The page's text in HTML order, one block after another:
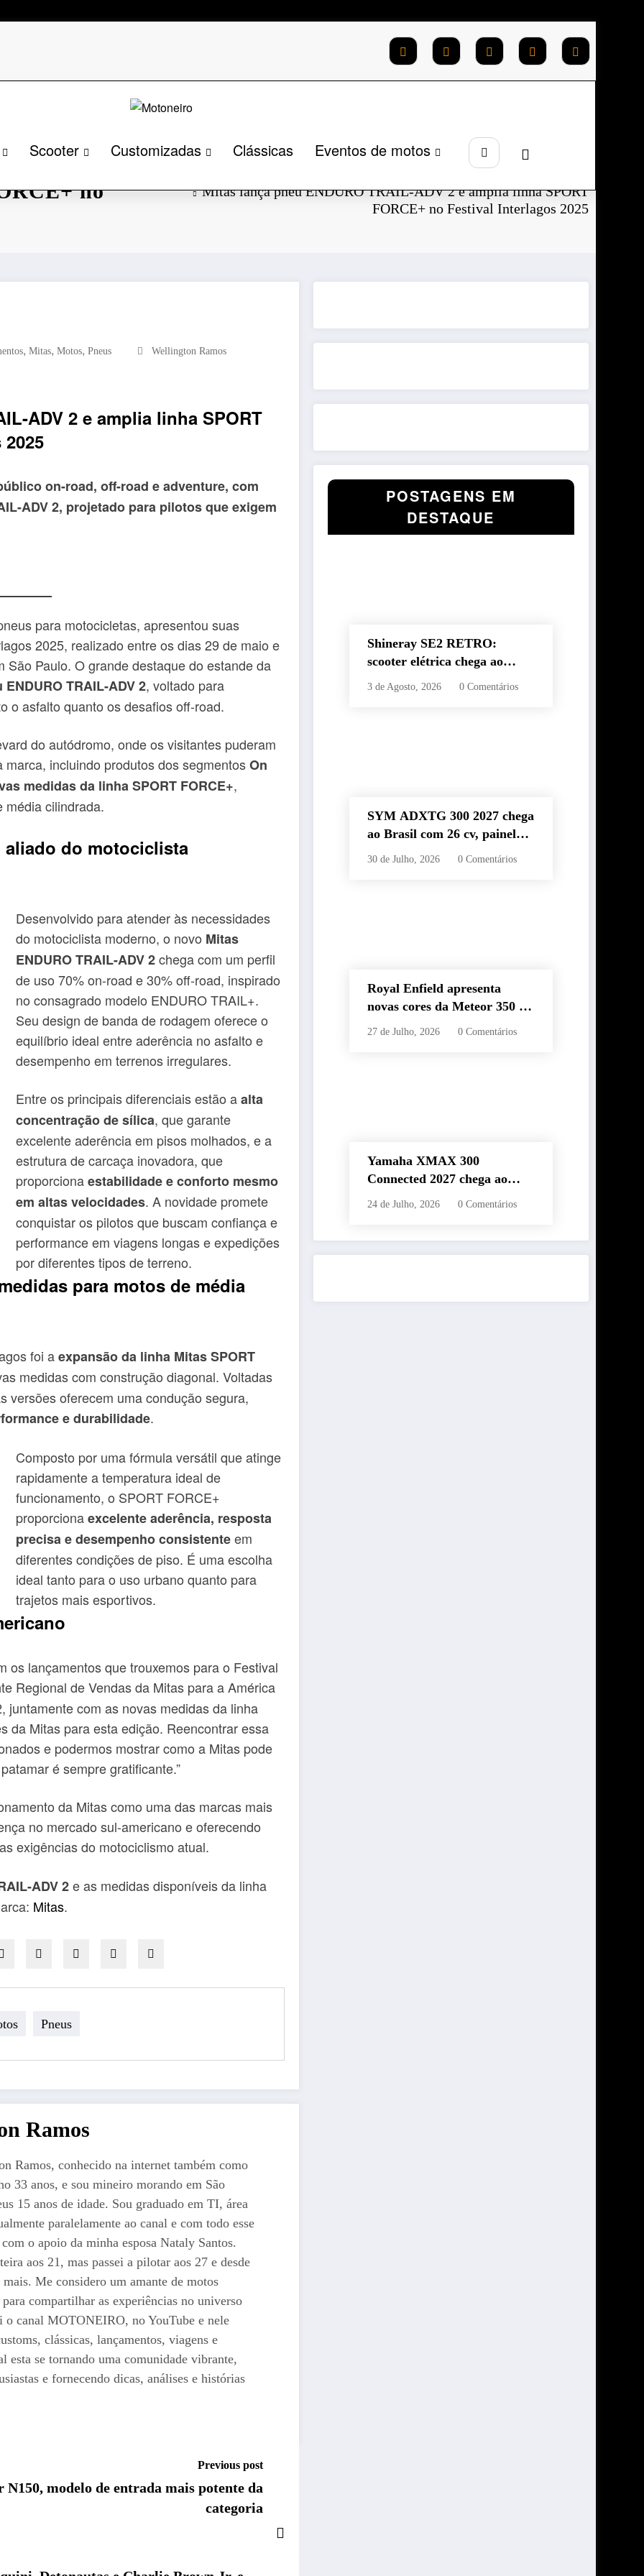
Scooter Customizadas Clássicas Eventos de motos
TRAIL-ADV
no
Mitas lança pneu ENDURO TRAIL-ADV 2 e amplia linha SPORT
FORCE+ no Festival Interlagos 2025
, Mitas, Motos, Pneus Wellington Ramos
ADV 2 e amplia linha SPORT
on-road, off-road e adventure, com
ADV 2, projetado para pilotos que exigem
para motocicletas, apresentou suas
2025, realizado entre os dias 29 de maio e
São Paulo. O grande destaque do estande da
ENDURO TRAIL-ADV 2, voltado para
o asfalto quanto os desafios off-road.
do autódromo, onde os visitantes puderam
incluindo produtos dos segmentosOn
medidas da linha SPORT FORCE+,
média cilindrada.
aliado do motociclista
Desenvolvido para atender às necessidades
do motociclista moderno, o novo Mitas
ENDURO TRAIL-ADV 2chega com um perfil
de uso 70% on-road e 30% off-road, inspirado
no consagrado modelo ENDURO TRAIL+.
Seu design de banda de rodagem oferece o
equilíbrio ideal entre aderência no asfalto e
desempenho em terrenos irregulares.
Entre os principais diferenciais estão aalta
concentração de sílica, que garante
excelente aderência em pisos molhados, e a
estrutura de carcaça inovadora, que
proporcionaestabilidade e conforto mesmo
em altas velocidades. A novidade promete
conquistar os pilotos que buscam confiança e
performance em viagens longas e expedições
por diferentes tipos de terreno.
para motos de média
foi aexpansão da linha Mitas SPORT
medidas com construção diagonal. Voltadas
versões oferecem uma condução segura,
e durabilidade.
Composto por uma fórmula versátil que atinge
rapidamente a temperatura ideal de
funcionamento, o SPORT FORCE+
proporcionaexcelente aderência, resposta
precisa e desempenho consistenteem
diferentes condições de piso. É uma escolha
ideal tanto para o uso urbano quanto para
trajetos mais esportivos.
os lançamentos que trouxemos para o Festival
Regional de Vendas da Mitas para a América
juntamente com as novas medidas da linha
da Mitas para esta edição. Reencontrar essa
e podermos mostrar como a Mitas pode
é sempre gratificante.”
da Mitas como uma das marcas mais
no mercado sul-americano e oferecendo
exigências do motociclismo atual.
ADV 2e as medidas disponíveis da linha
Mitas.
Pneus
Ramos
Ramos, conhecido na internet também como
33 anos, e sou mineiro morando em São
15 anos de idade. Sou graduado em TI, área
paralelamente ao canal e com todo esse
o apoio da minha esposa Nataly Santos.
aos 21, mas passei a pilotar aos 27 e desde
mais. Me considero um amante de motos
para compartilhar as experiências no universo
o canal MOTONEIRO, no YouTube e nele
clássicas, lançamentos, viagens e
esta se tornando uma comunidade vibrante,
e fornecendo dicas, análises e histórias
Previous post
modelo de entrada mais potente da
categoria
POSTAGENS EM
DESTAQUE
Shineray SE2 RETRO:
scooter elétrica chega ao
Brasil com autonomia de até
3 de Agosto, 2026 0 Comentários
SYM ADXTG 300 2027 chega
ao Brasil com 26 cv, painel
TFT de 7” e preço de R$
30 de Julho, 2026 0 Comentários
Royal Enfield apresenta
novas cores da Meteor 350 e
revela edição especial da
27 de Julho, 2026 0 Comentários
Yamaha XMAX 300
Connected 2027 chega ao
Brasil com novas cores,
24 de Julho, 2026 0 Comentários